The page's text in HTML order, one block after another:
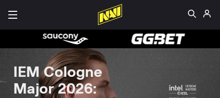
IEM Cologne
Major 2026: